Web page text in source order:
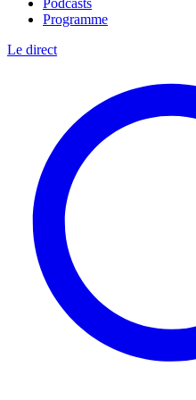
Podcasts
Programme
Le direct